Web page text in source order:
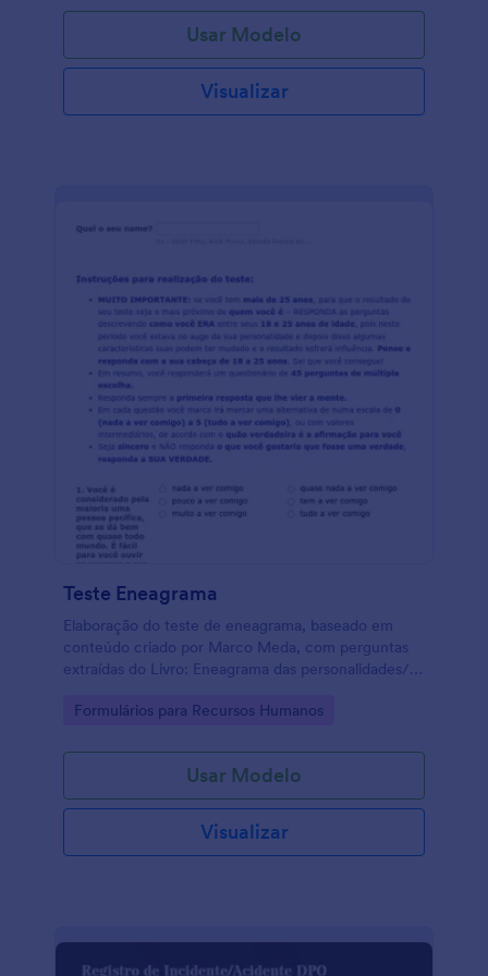
Usar Modelo
Visualizar
Teste Eneagrama
Elaboração do teste de eneagrama, baseado em
conteúdo criado por Marco Meda, com perguntas
extraídas do Livro: Eneagrama das personalidades/
Paulo: Leader, 2019.
Go to Category:
Formulários para Recursos Humanos
Usar Modelo
Visualizar